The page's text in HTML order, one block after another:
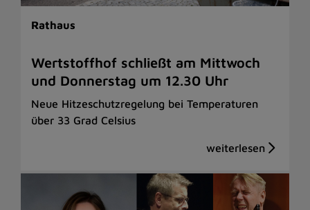
Rathaus
Wertstoffhof schließt am Mittwoch
und Donnerstag um 12.30 Uhr
Neue Hitzeschutzregelung bei Temperaturen
über 33 Grad Celsius